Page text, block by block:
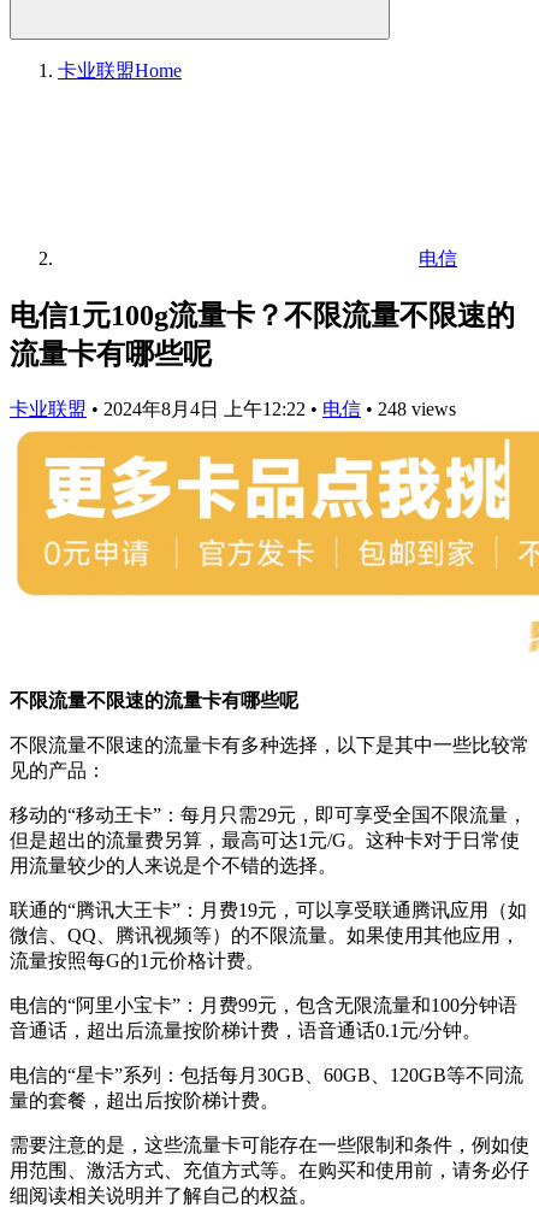
卡业联盟Home
电信
电信1元100g流量卡？不限流量不限速的
流量卡有哪些呢
卡业联盟 • 2024年8月4日 上午12:22 • 电信 • 248 views
不限流量不限速的流量卡有哪些呢
不限流量不限速的流量卡有多种选择，以下是其中一些比较常
见的产品：
移动的“移动王卡”：每月只需29元，即可享受全国不限流量，
但是超出的流量费另算，最高可达1元/G。这种卡对于日常使
用流量较少的人来说是个不错的选择。
联通的“腾讯大王卡”：月费19元，可以享受联通腾讯应用（如
微信、QQ、腾讯视频等）的不限流量。如果使用其他应用，
流量按照每G的1元价格计费。
电信的“阿里小宝卡”：月费99元，包含无限流量和100分钟语
音通话，超出后流量按阶梯计费，语音通话0.1元/分钟。
电信的“星卡”系列：包括每月30GB、60GB、120GB等不同流
量的套餐，超出后按阶梯计费。
需要注意的是，这些流量卡可能存在一些限制和条件，例如使
用范围、激活方式、充值方式等。在购买和使用前，请务必仔
细阅读相关说明并了解自己的权益。